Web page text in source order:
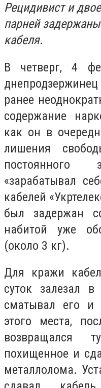
Рецидивист и
парней
кабеля.
В четверг, 4
ранее
содержание
как он в
лишения
«зарабатывал
кабелей
был задержан
набитой уже
(около 3 кг).
Для кражи
суток залезал
сматывал его и
этого места,
возвращался
похищенное и
металлолома.